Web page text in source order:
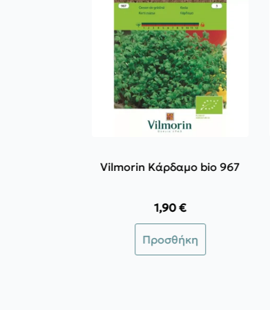
Vilmorin Κάρδαμο bio 967
1,90€
Προσθήκη